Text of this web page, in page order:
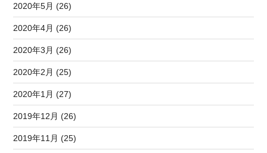
2020年5月 (26)
2020年4月 (26)
2020年3月 (26)
2020年2月 (25)
2020年1月 (27)
2019年12月 (26)
2019年11月 (25)